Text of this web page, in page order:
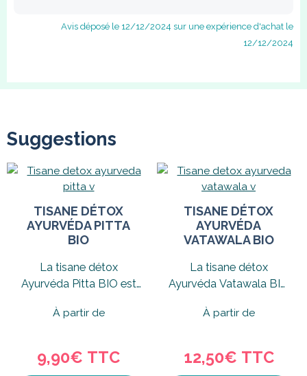
Avis déposé le 12/12/2024 sur une expérience d'achat le
12/12/2024
Suggestions
TISANE DÉTOX
AYURVÉDA PITTA
BIO
La tisane détox
Ayurvéda Pitta BIO est
ayurvédique,...
À partir de
9,90€ TTC
TISANE DÉTOX
AYURVÉDA
VATAWALA BIO
La tisane détox
Ayurvéda Vatawala BIO
ayurvédique qui
À partir de
12,50€ TTC